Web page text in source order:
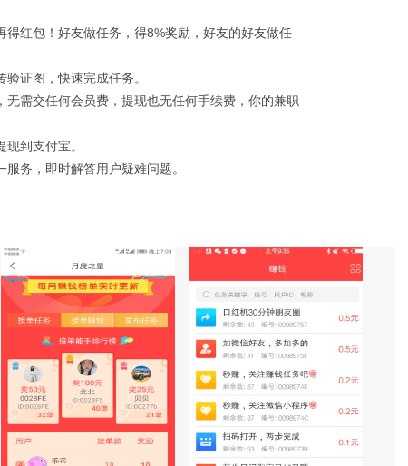
得红包！好友做任务，得8%奖励，好友的好友做任
证图，快速完成任务。
需交任何会员费，提现也无任何手续费，你的兼职
到支付宝。
务，即时解答用户疑难问题。